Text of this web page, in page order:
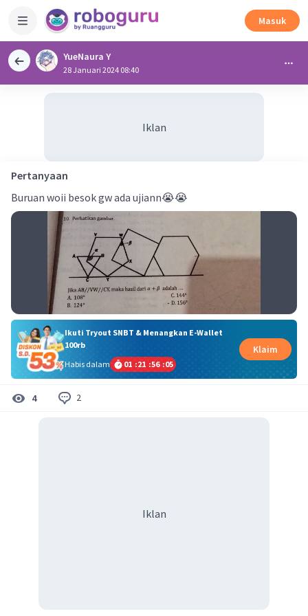
Masuk
YueNaura Y
28 Januari 2024 08:40
Iklan
Pertanyaan
Buruan woii besok gw ada ujiann😭😭
Ikuti Tryout SNBT & Menangkan E-Wallet
100rb
Habis dalam
01 :21 :56 :04
Klaim
4 2
Iklan